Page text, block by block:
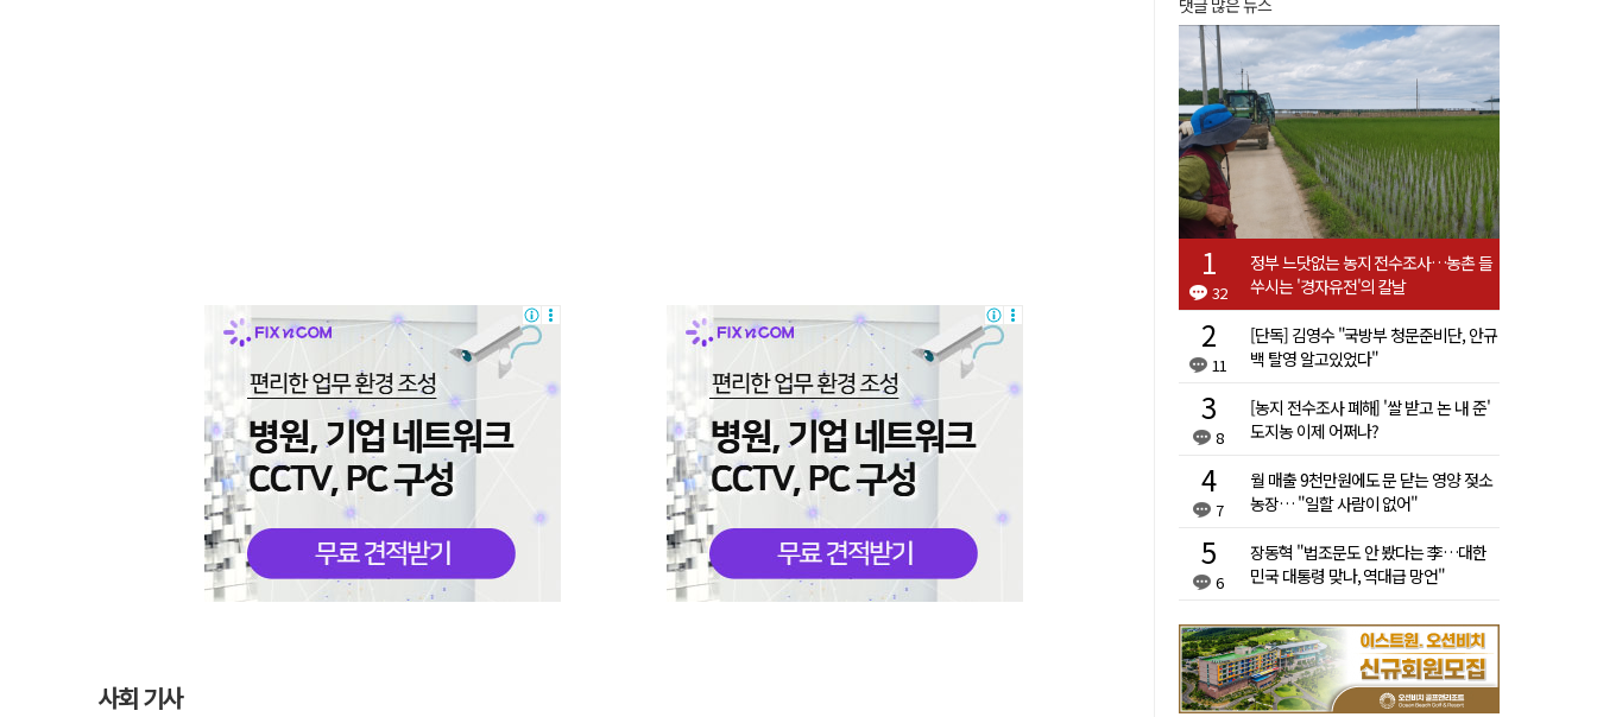
사회 기사
댓글 많은 뉴스
32
정부 느닷없는 농지 전수조사…농촌 들
쑤시는 '경자유전'의 칼날
11
[단독] 김영수 "국방부 청문준비단, 안규
백 탈영 알고있었다"
8
[농지 전수조사 폐해] '쌀 받고 논 내 준'
도지농 이제 어쩌나?
7
월 매출 9천만원에도 문 닫는 영양 젖소
농장… "일할 사람이 없어"
6
장동혁 "법조문도 안 봤다는 李…대한
민국 대통령 맞나, 역대급 망언"